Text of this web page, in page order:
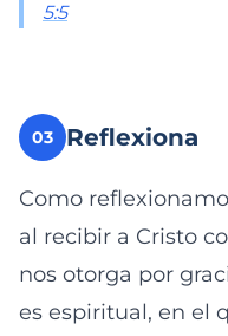
5:5
03 Reflexiona
Como
al recibir a Cristo
nos otorga por
es espiritual, en el